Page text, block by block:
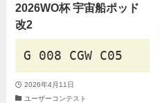
2026WO杯 宇宙船ポッド
改2
G 008 CGW C05
2026年4月11日
ユーザーコンテスト